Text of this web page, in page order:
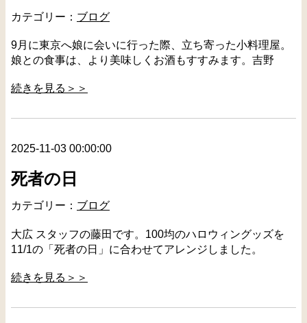
カテゴリー： ブログ
9月に東京へ娘に会いに行った際、立ち寄った小料理屋。
娘との食事は、より美味しくお酒もすすみます。吉野
続きを見る＞＞
2025-11-03 00:00:00
死者の日
カテゴリー： ブログ
大広 スタッフの藤田です。100均のハロウィングッズを
11/1の「死者の日」に合わせてアレンジしました。
続きを見る＞＞